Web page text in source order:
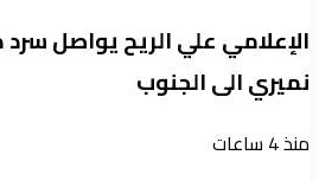
الإعلامي علي الريح يواصل
نميري الى الجنوب
منذ 4 ساعات